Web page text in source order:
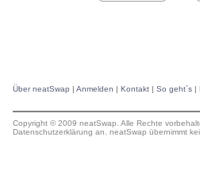
Über neatSwap | Anmelden | Kontakt | So geht`s |
Copyright © 2009 neatSwap. Alle Rechte
Datenschutzerklärung an. neatSwap übernimmt